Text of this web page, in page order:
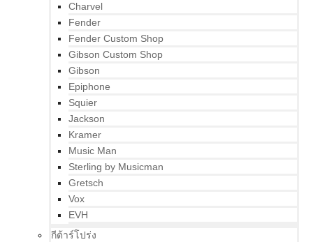
Charvel
Fender
Fender Custom Shop
Gibson Custom Shop
Gibson
Epiphone
Squier
Jackson
Kramer
Music Man
Sterling by Musicman
Gretsch
Vox
EVH
กีต้าร์โปร่ง